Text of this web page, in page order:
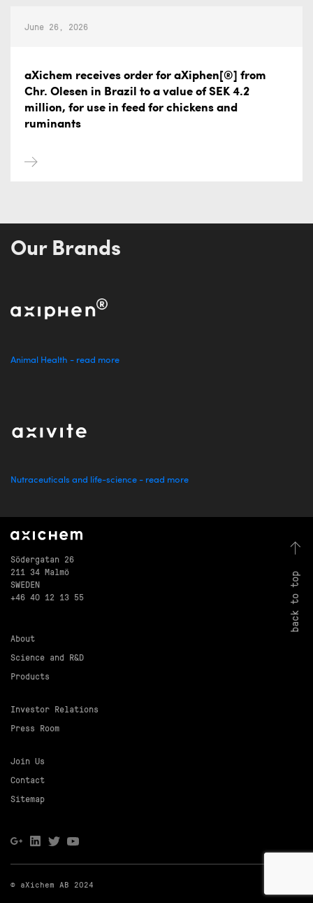
June 26, 2026
aXichem receives order for aXiphen[®] from
Chr. Olesen in Brazil to a value of SEK 4.2
million, for use in feed for chickens and
ruminants
Our Brands
Animal Health - read more
Nutraceuticals and life-science - read more
back to top
Södergatan 26
211 34 Malmö
SWEDEN
+46 40 12 13 55
About
Science and R&D
Products
Investor Relations
Press Room
Join Us
Contact
Sitemap
© aXichem AB 2024